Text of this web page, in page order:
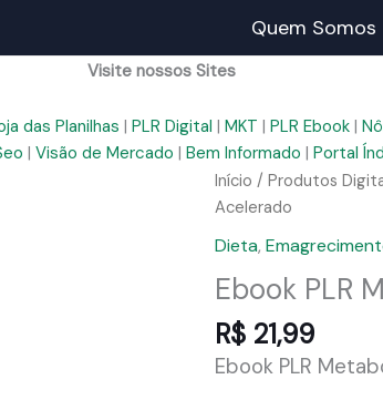
Quem Somos
Visite nossos Sites
das Planilhas | PLR Digital | MKT | PLR Ebook|
| Visão de Mercado | Bem Informado | Portal
Início / Produtos
Acelerado
Dieta,
Ebook PLR
R$ 21,99
Ebook PLR